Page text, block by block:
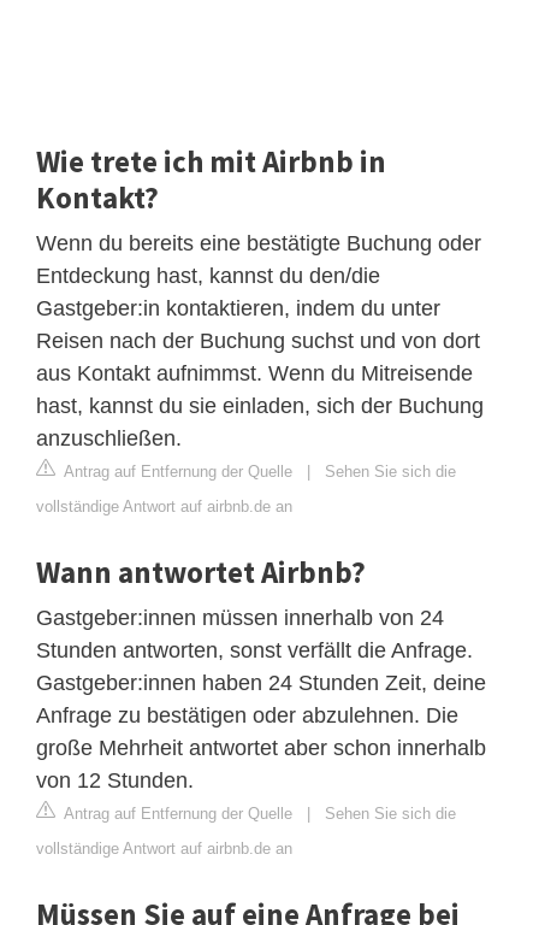
Wie trete ich mit Airbnb in
Kontakt?
Wenn du bereits eine bestätigte Buchung oder
Entdeckung hast, kannst du den/die
Gastgeber:in kontaktieren, indem du unter
Reisen nach der Buchung suchst und von dort
aus Kontakt aufnimmst. Wenn du Mitreisende
hast, kannst du sie einladen, sich der Buchung
anzuschließen.
Antrag auf Entfernung der Quelle | Sehen Sie sich die
vollständige Antwort auf airbnb.de an
Wann antwortet Airbnb?
Gastgeber:innen müssen innerhalb von 24
Stunden antworten, sonst verfällt die Anfrage.
Gastgeber:innen haben 24 Stunden Zeit, deine
Anfrage zu bestätigen oder abzulehnen. Die
große Mehrheit antwortet aber schon innerhalb
von 12 Stunden.
Antrag auf Entfernung der Quelle | Sehen Sie sich die
vollständige Antwort auf airbnb.de an
Müssen Sie auf eine Anfrage bei